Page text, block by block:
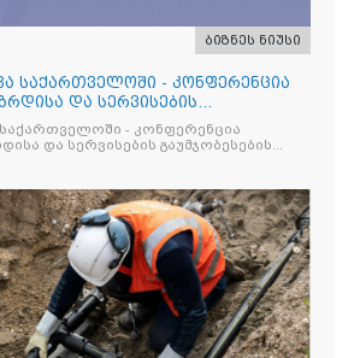
ბიზნეს ნიუსი
საქართველოში - კონფერენცია
და სერვისების
- კონფერენცია
და სერვისების გაუმჯობესების